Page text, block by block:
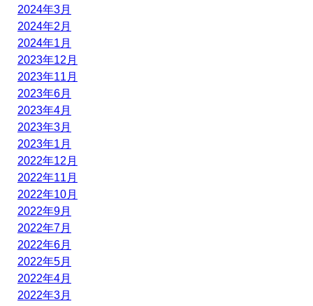
2024年3月
2024年2月
2024年1月
2023年12月
2023年11月
2023年6月
2023年4月
2023年3月
2023年1月
2022年12月
2022年11月
2022年10月
2022年9月
2022年7月
2022年6月
2022年5月
2022年4月
2022年3月